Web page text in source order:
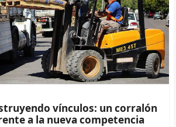
vínculos: un corralón
a la nueva competencia